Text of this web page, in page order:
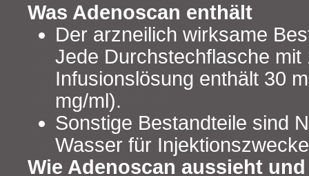
Was Adenoscan enthält
Der arzneilich wirksame
Jede Durchstechflasche mit
Infusionslösung enthält 30
mg/ml).
Sonstige Bestandteile sind
Wasser für
Wie Adenoscan aussieht